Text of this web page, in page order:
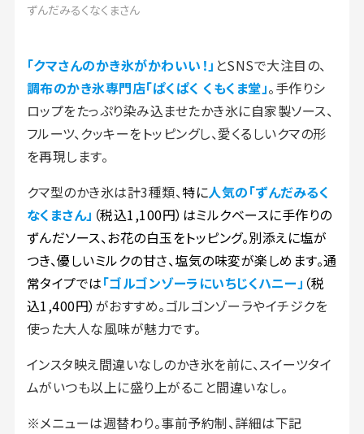
ずんだみるくなくまさん
「クマさんのかき氷がかわいい！」 とSNSで大注目の、
調布のかき氷専門店「ぱくぱく くもくま堂」。手作りシ
ロップをたっぷり染み込ませたかき氷に自家製ソース、
フルーツ、クッキーをトッピングし、愛くるしいクマの形
を再現します。
クマ型のかき氷は計3種類、特に人気の「ずんだみるく
なくまさん」 （税込1,100円）はミルクベースに手作りの
ずんだソース、お花の白玉をトッピング。別添えに塩が
つき、優しいミルクの甘さ、塩気の味変が楽しめます。通
常タイプでは「ゴルゴンゾーラにいちじくハニー」 （税
込1,400円） がおすすめ。ゴルゴンゾーラやイチジクを
使った大人な風味が魅力です。
インスタ映え間違いなしのかき氷を前に、スイーツタイ
ムがいつも以上に盛り上がること間違いなし。
※メニューは週替わり。事前予約制、詳細は下記